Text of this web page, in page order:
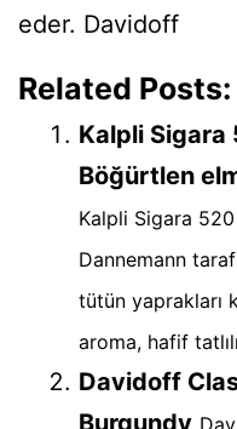
eder. Davidoff
Related Posts:
Kalpli Sigara
Böğürtlen
Kalpli Sigara
Dannemann
tütün yaprakları
aroma, hafif
Davidoff